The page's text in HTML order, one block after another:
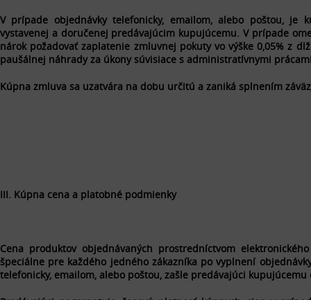
V prípade objednávky telefonicky, emailom, alebo poštou,
vystavenej a doručenej predávajúcim kupujúcemu. V prípade
nárok požadovať zaplatenie zmluvnej pokuty vo výške 0,05% z
paušálnej náhrady za úkony súvisiace s administratívnymi
Kúpna zmluva sa uzatvára na dobu určitú a zaniká splnením
III. Kúpna cena a platobné podmienky
Cena produktov objednávaných prostredníctvom
špeciálne pre každého jedného zákazníka po vyplnení
telefonicky, emailom, alebo poštou, zašle predávajúci